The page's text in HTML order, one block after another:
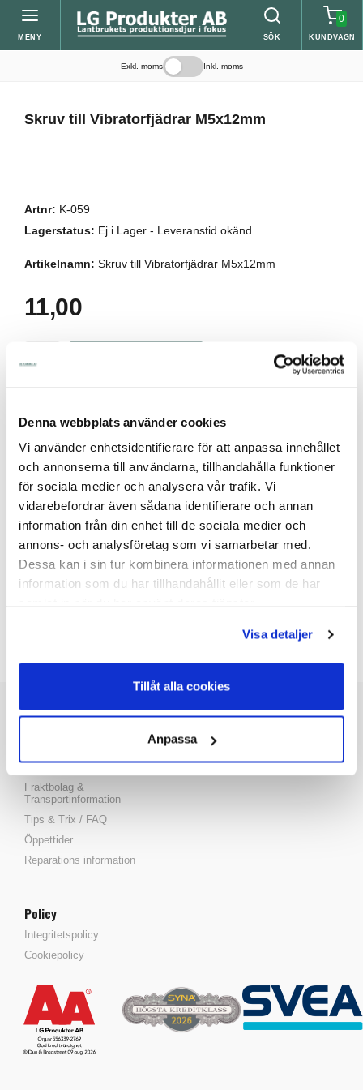
Denna webbplats använder cookies
Vi använder enhetsidentifierare för att anpassa innehållet
och annonserna till användarna, tillhandahålla funktioner
för sociala medier och analysera vår trafik. Vi
vidarebefordrar även sådana identifierare och annan
information från din enhet till de sociala medier och
annons- och analysföretag som vi samarbetar med.
Dessa kan i sin tur kombinera informationen med annan
information som du har tillhandahållit eller som de har
Visa detaljer
Tillåt alla cookies
Anpassa
MENY SÖK
0
KUNDVAGN
Exkl. moms Inkl. moms
Skruv till Vibratorfjädrar M5x12mm
Artnr: K-059
Lagerstatus: Ej i Lager - Leveranstid okänd
Artikelnamn: Skruv till Vibratorfjädrar M5x12mm
11,00
PRODUKTANSVARIG
Tillbaka
Reklamationer
Fraktbolag &
Transportinformation
Tips & Trix / FAQ
Öppettider
Reparations information
Tel: 0456-820020
Policy
Integritetspolicy
Cookiepolicy